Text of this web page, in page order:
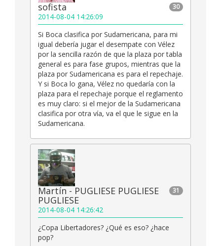
30
sofista
2014-08-04 14:26:09
Si Boca clasifica por Sudamericana, para mi
igual debería jugar el desempate con Vélez
por la sencilla razón de que la plaza por tabla
general es para fase grupos, mientras que la
plaza por Sudamericana es para el repechaje.
Y si Boca lo gana, Vélez no quedaría con la
plaza para el repechaje porque el reglamento
es muy claro: si el mejor de la Sudamericana
clasifica por otra vía, va el que le sigue en la
Sudamericana.
31
Martín - PUGLIESE PUGLIESE
PUGLIESE
2014-08-04 14:26:42
¿Copa Libertadores? ¿Qué es eso? ¿hace
pop?